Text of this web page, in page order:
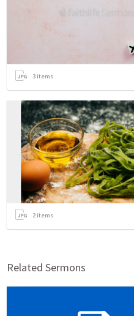
3 items
2items
Related Sermons